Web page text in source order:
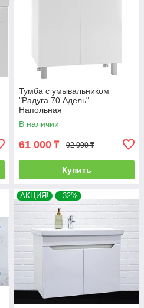
Тумба с умывальником
"Радуга 70 Адель".
Напольная
В наличии
61 000 ₸ 92 000 ₸
Купить
АКЦИЯ! –32%